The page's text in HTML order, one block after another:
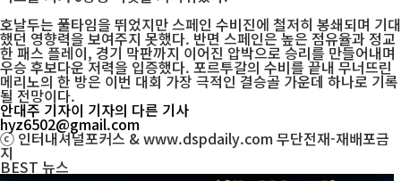
호날두는 풀타임을 뛰었지만 스페인 수비진에 철저히 봉쇄되며 기대
했던 영향력을 보여주지 못했다. 반면 스페인은 높은 점유율과 정교
한 패스 플레이, 경기 막판까지 이어진 압박으로 승리를 만들어내며
우승 후보다운 저력을 입증했다. 포르투갈의 수비를 끝내 무너뜨린
메리노의 한 방은 이번 대회 가장 극적인 결승골 가운데 하나로 기록
될 전망이다.
안대주 기자이 기자의 다른 기사
hyz6502@gmail.com
ⓒ 인터내셔널포커스 & www.dspdaily.com 무단전재-재배포금
지
BEST 뉴스